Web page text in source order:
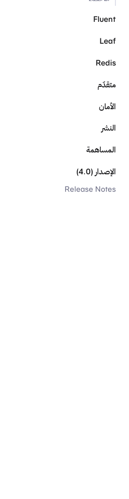
Fluent
Leaf
Redis
متقدّم
الأمان
النشر
المساهمة
الإصدار (4.0)
Release Notes